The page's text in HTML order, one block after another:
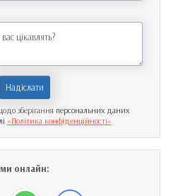
Надіслати
зберігання персональних даних
«Політика конфіденційності»
ми онлайн: